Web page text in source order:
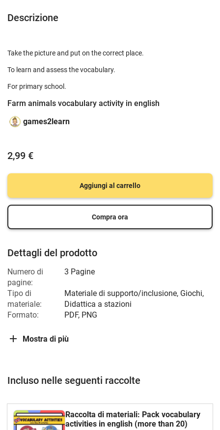
Descrizione
Take the picture and put on the correct place.
To learn and assess the vocabulary.
For primary school.
Farm animals vocabulary activity in english
games2learn
2,99 €
Aggiungi al carrello
Compra ora
Dettagli del prodotto
Numero di
pagine:
3 Pagine
Tipo di
materiale:
Materiale di supporto/inclusione, Giochi,
Didattica a stazioni
Formato:
PDF, PNG
Mostra di più
Incluso nelle seguenti raccolte
Raccolta di materiali: Pack vocabulary
activities in english (more than 20)